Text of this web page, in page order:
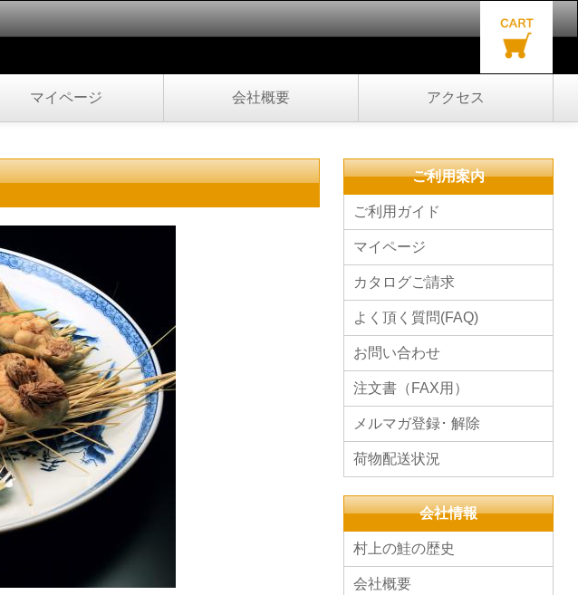
マイページ 会社概要 アクセス
ご利用案内
ご利用ガイド
マイページ
カタログご請求
よく頂く質問(FAQ)
お問い合わせ
注文書（FAX用）
メルマガ登録･ 解除
荷物配送状況
会社情報
村上の鮭の歴史
会社概要